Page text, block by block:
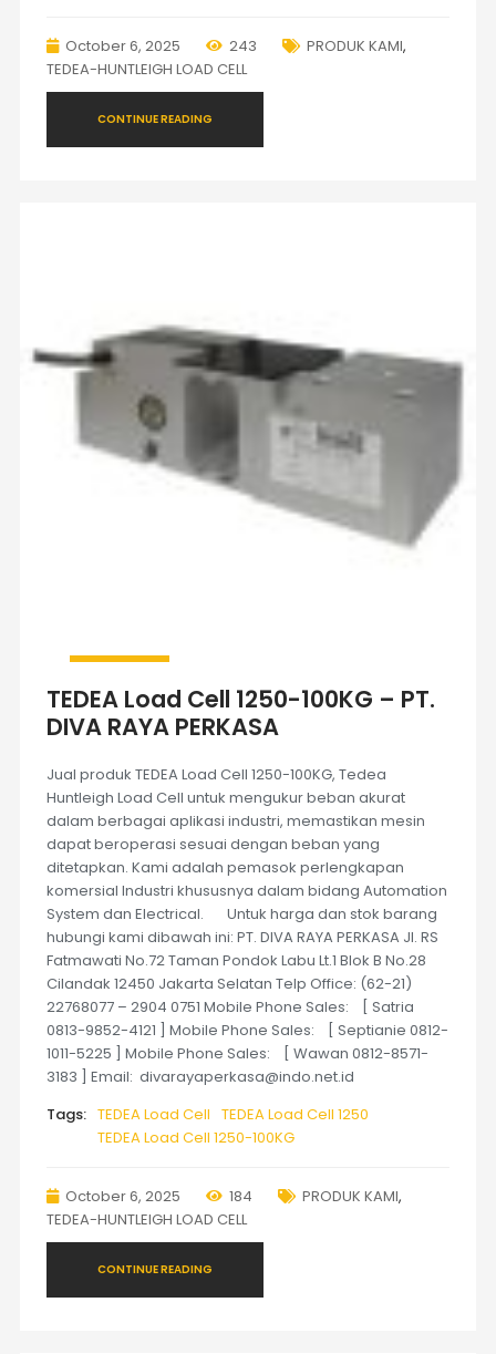
October 6, 2025 243 PRODUK KAMI,
TEDEA-HUNTLEIGH LOAD CELL
CONTINUE READING
TEDEA Load Cell 1250-100KG – PT.
DIVA RAYA PERKASA
Jual produk TEDEA Load Cell 1250-100KG, Tedea
Huntleigh Load Cell untuk mengukur beban akurat
dalam berbagai aplikasi industri, memastikan mesin
dapat beroperasi sesuai dengan beban yang
ditetapkan. Kami adalah pemasok perlengkapan
komersial Industri khususnya dalam bidang Automation
System dan Electrical. Untuk harga dan stok barang
hubungi kami dibawah ini: PT. DIVA RAYA PERKASA Jl. RS
Fatmawati No.72 Taman Pondok Labu Lt.1 Blok B No.28
Cilandak 12450 Jakarta Selatan Telp Office: (62-21)
22768077 – 2904 0751 Mobile Phone Sales: [ Satria
0813-9852-4121 ] Mobile Phone Sales: [ Septianie 0812-
1011-5225 ] Mobile Phone Sales: [ Wawan 0812-8571-
3183 ] Email: divarayaperkasa@indo.net.id
Tags: TEDEA Load Cell TEDEA Load Cell 1250
TEDEA Load Cell 1250-100KG
October 6, 2025 184 PRODUK KAMI,
TEDEA-HUNTLEIGH LOAD CELL
CONTINUE READING